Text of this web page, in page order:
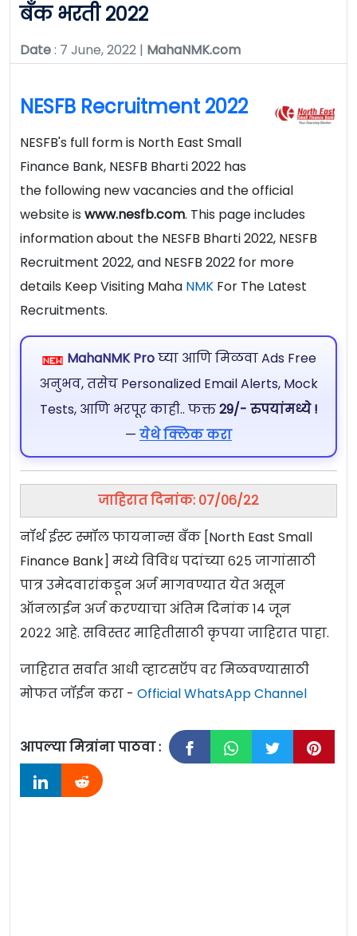
बँक भरती २०२२
Date: 7 June, 2022 | MahaNMK.com
NESFB Recruitment 2022
NESFB's full form is North East Small
Finance Bank, NESFB Bharti 2022 has
the following new vacancies and the official
website is www.nesfb.com. This page includes
information about the NESFB Bharti 2022, NESFB
Recruitment 2022, and NESFB 2022 for more
details Keep Visiting Maha NMK For The Latest
Recruitments.
MahaNMK Proघ्या आणि मिळवा Ads Free
अनुभव, तसेच Personalized Email Alerts, Mock
Tests, आणि भरपूर काही.. फक्त29/- रुपयांमध्ये !
— येथे क्लिक करा
जाहिरात दिनांक: ०७/०६/२२
नॉर्थ ईस्ट स्मॉल फायनान्स बँक [North East Small
Finance Bank] मध्ये विविध पदांच्या ६२५ जागांसाठी
पात्र उमेदवारांकडून अर्ज मागवण्यात येत असून
ऑनलाईन अर्ज करण्याचा अंतिम दिनांक १४ जून
२०२२ आहे. सविस्तर माहितीसाठी कृपया जाहिरात पाहा.
जाहिरात सर्वात आधी व्हाटसऍप वर मिळवण्यासाठी
मोफत जॉईन करा - Official WhatsApp Channel
आपल्या मित्रांना पाठवा :